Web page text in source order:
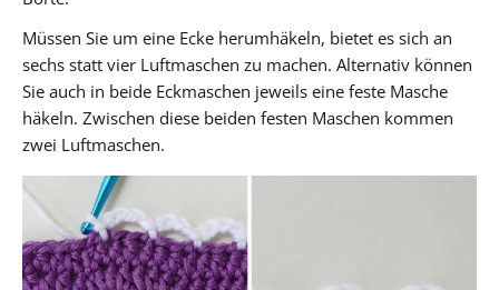
Müssen Sie um eine Ecke herumhäkeln, bietet es sich an
sechs statt vier Luftmaschen zu machen. Alternativ können
Sie auch in beide Eckmaschen jeweils eine feste Masche
häkeln. Zwischen diese beiden festen Maschen kommen
zwei Luftmaschen.